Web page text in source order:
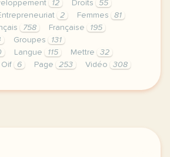
12 Droits
55
2 Femmes
81
758 Française
195
Groupes
131
Langue 115 Mettre
32
Oif 6 Page 253 Vidéo 308
vie privee est une priorite